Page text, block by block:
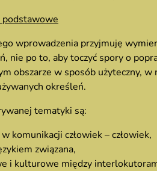
podstawowe
wprowadzenia przyjmuję
nie po to, aby toczyć spory o
obszarze w sposób użyteczny,
określeń.
tematyki są:
komunikacji człowiek – człowiek,
związana,
i kulturowe między